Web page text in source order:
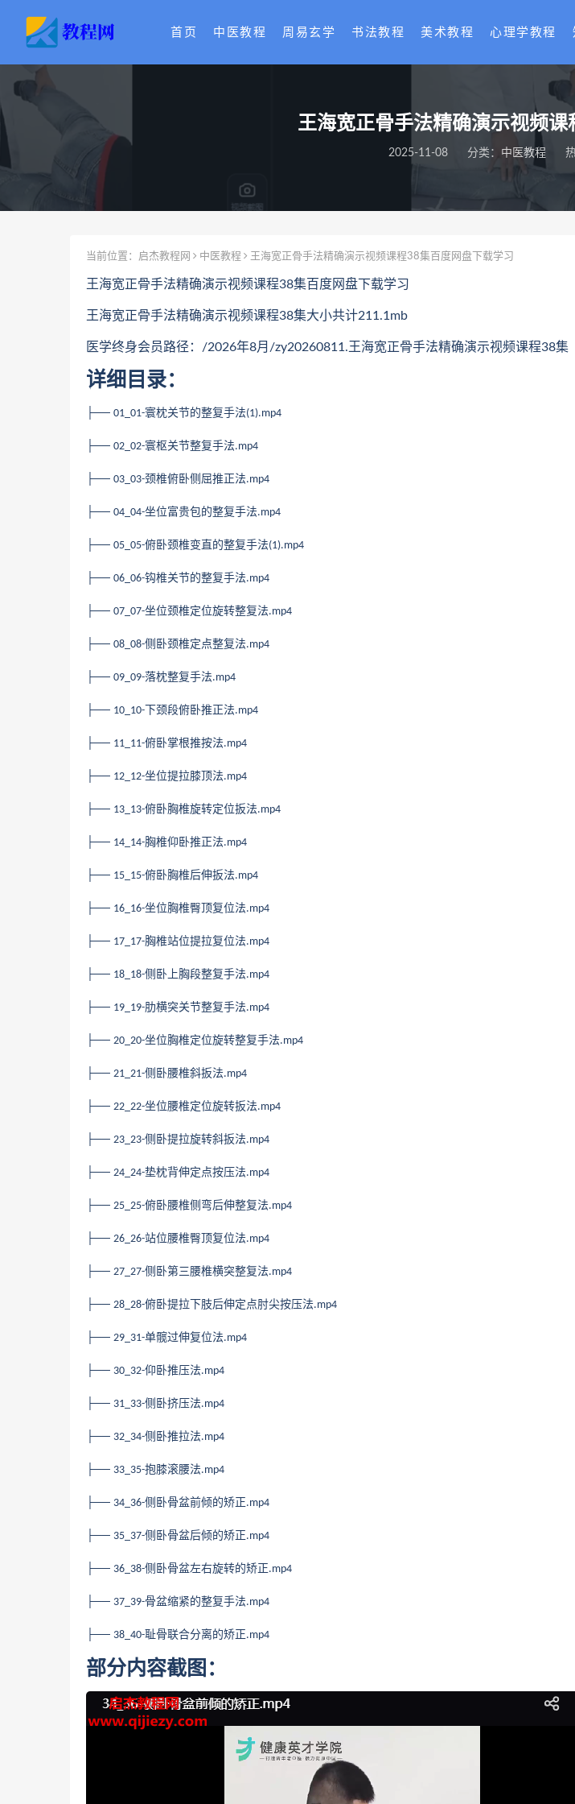
首页 中医教程 周易玄学 书法教程 美术教程 心理学教程
王海宽正骨手法精确演示视频
2025-11-08 分类： 中医教程
当前位置： 启杰教程网 中医教程 王海宽正骨手法精确演示视频课程38集百度网盘下载学习
王海宽正骨手法精确演示视频课程38集百度网盘下载学习
王海宽正骨手法精确演示视频课程38集大小共计211.1mb
医学终身会员路径：/2026年8月/zy20260811.王海宽正骨手法精确演示视频课程38集
详细目录：
├── 01_01-寰枕关节的整复手法(1).mp4
├── 02_02-寰枢关节整复手法.mp4
├── 03_03-颈椎俯卧侧屈推正法.mp4
├── 04_04-坐位富贵包的整复手法.mp4
├── 05_05-俯卧颈椎变直的整复手法(1).mp4
├── 06_06-钩椎关节的整复手法.mp4
├── 07_07-坐位颈椎定位旋转整复法.mp4
├── 08_08-侧卧颈椎定点整复法.mp4
├── 09_09-落枕整复手法.mp4
├── 10_10- 下颈段俯卧推正法.mp4
├── 11_11-俯卧掌根推按法.mp4
├── 12_12-坐位提拉膝顶法.mp4
├── 13_13-俯卧胸椎旋转定位扳法.mp4
├── 14_14-胸椎仰卧推正法.mp4
├── 15_15-俯卧胸椎后伸扳法.mp4
├── 16_16-坐位胸椎臀顶复位法.mp4
├── 17_17-胸椎站位提拉复位法.mp4
├── 18_18-侧卧上胸段整复手法.mp4
├── 19_19-肋横突关节整复手法.mp4
├── 20_20-坐位胸椎定位旋转整复手法.mp4
├── 21_21-侧卧腰椎斜扳法.mp4
├── 22_22-坐位腰椎定位旋转扳法.mp4
├── 23_23-侧卧提拉旋转斜扳法.mp4
├── 24_24-垫枕背伸定点按压法.mp4
├── 25_25-俯卧腰椎侧弯后伸整复法.mp4
├── 26_26-站位腰椎臀顶复位法.mp4
├── 27_27-侧卧第三腰椎横突整复法.mp4
├── 28_28-俯卧提拉下肢后伸定点肘尖按压法.mp4
├── 29_31-单髋过伸复位法.mp4
├── 30_32-仰卧推压法.mp4
├── 31_33-侧卧挤压法.mp4
├── 32_34-侧卧推拉法.mp4
├── 33_35-抱膝滚腰法.mp4
├── 34_36-侧卧骨盆前倾的矫正.mp4
├── 35_37-侧卧骨盆后倾的矫正.mp4
├── 36_38-侧卧骨盆左右旋转的矫正.mp4
├── 37_39-骨盆缩紧的整复手法.mp4
├── 38_40-耻骨联合分离的矫正.mp4
部分内容截图：